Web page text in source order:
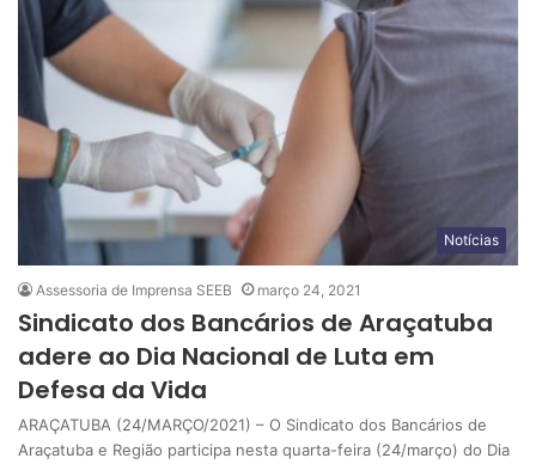
Notícias
Assessoria de Imprensa SEEB março 24, 2021
Sindicato dos Bancários de Araçatuba
adere ao Dia Nacional de Luta em
Defesa da Vida
ARAÇATUBA (24/MARÇO/2021) – O Sindicato dos Bancários de
Araçatuba e Região participa nesta quarta-feira (24/março) do Dia